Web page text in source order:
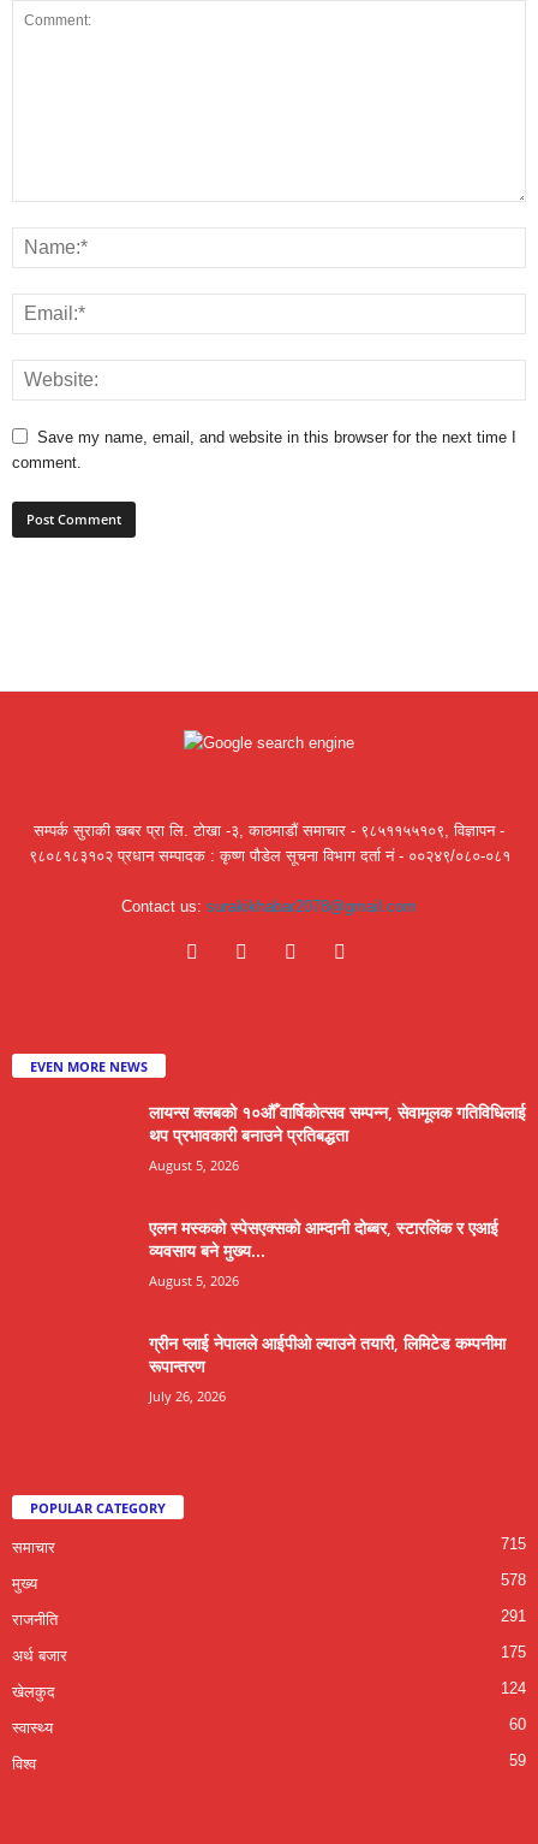
Save my name, email, and website in this browser for the next time I
comment.
सम्पर्क सुराकी खबर प्रा लि. टोखा -३, काठमाडौं समाचार - ९८५११५५१०९, विज्ञापन -
९८०८१८३१०२ प्रधान सम्पादक : कृष्ण पौडेल सूचना विभाग दर्ता नं - ००२४९/०८०-०८१
Contact us: surakikhabar2078@gmail.com
EVEN MORE NEWS
लायन्स क्लबको १०औँ वार्षिकोत्सव सम्पन्न, सेवामूलक गतिविधिलाई
थप प्रभावकारी बनाउने प्रतिबद्धता
August 5, 2026
एलन मस्कको स्पेसएक्सको आम्दानी दोब्बर, स्टारलिंक र एआई
व्यवसाय बने मुख्य...
August 5, 2026
ग्रीन प्लाई नेपालले आईपीओ ल्याउने तयारी, लिमिटेड कम्पनीमा
रूपान्तरण
July 26, 2026
POPULAR CATEGORY
समाचार 715
मुख्य 578
राजनीति 291
अर्थ बजार 175
खेलकुद 124
स्वास्थ्य 60
विश्व 59